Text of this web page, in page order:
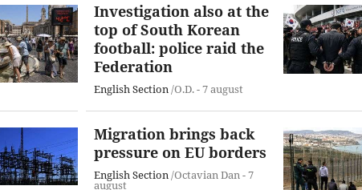
Investigation also at the
top of South Korean
football: police raid the
Federation
English Section /O.D. -7 august
Migration brings back
pressure on EU borders
English Section /Octavian Dan -7
august